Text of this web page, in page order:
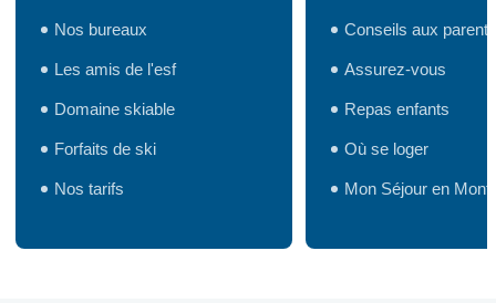
Nos bureaux
Les amis de l'esf
Domaine skiable
Forfaits de ski
Nos tarifs
Conseils aux parents
Assurez-vous
Repas enfants
Où se loger
Mon Séjour en